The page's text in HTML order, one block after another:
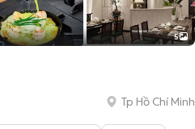
5
Tp Hồ Chí Minh